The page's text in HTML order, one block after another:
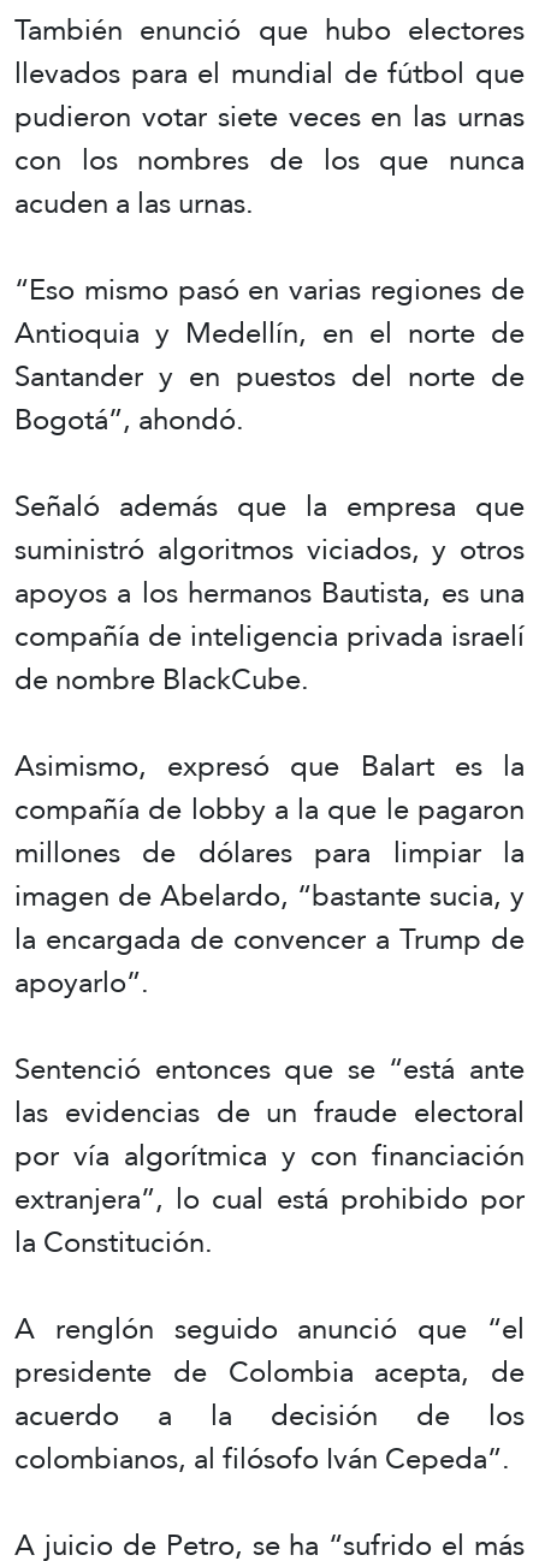
También enunció que hubo electores
llevados para el mundial de fútbol que
pudieron votar siete veces en las urnas
con los nombres de los que nunca
acuden a las urnas.
“Eso mismo pasó en varias regiones de
Antioquia y Medellín, en el norte de
Santander y en puestos del norte de
Bogotá”, ahondó.
Señaló además que la empresa que
suministró algoritmos viciados, y otros
apoyos a los hermanos Bautista, es una
compañía de inteligencia privada israelí
de nombre BlackCube.
Asimismo, expresó que Balart es la
compañía de lobby a la que le pagaron
millones de dólares para limpiar la
imagen de Abelardo, “bastante sucia, y
la encargada de convencer a Trump de
apoyarlo”.
Sentenció entonces que se “está ante
las evidencias de un fraude electoral
por vía algorítmica y con financiación
extranjera”, lo cual está prohibido por
la Constitución.
A renglón seguido anunció que “el
presidente de Colombia acepta, de
acuerdo a la decisión de los
colombianos, al filósofo Iván Cepeda”.
A juicio de Petro, se ha “sufrido el más